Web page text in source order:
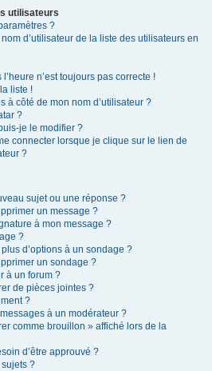
utilisateurs
?
d’utilisateur de la liste des utilisateurs en
n’est toujours pas correcte !
liste !
à côté de mon nom d’utilisateur ?
?
je le modifier ?
connecter lorsque je clique sur le lien de
?
sujet ou une réponse ?
un message ?
à mon message ?
?
d’options à un sondage ?
un sondage ?
à un forum ?
de pièces jointes ?
?
à un modérateur ?
comme brouillon » affiché lors de la
d’être approuvé ?
?